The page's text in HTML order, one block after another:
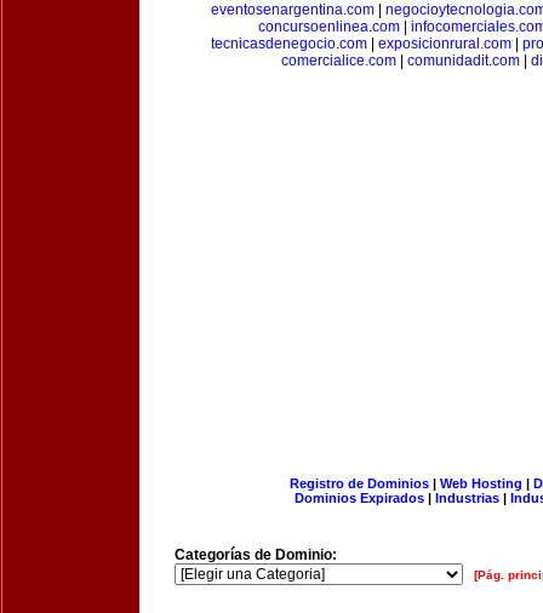
eventosenargentina.com
concursoenlinea.com|
tecnicasdenegocio.com
exposicionrural.com
comercialice.com| comunidadit.com|
Registro de Dominios| Web Hosting |
Dominios Expirados | Industrias |
Categorías de Dominio:
[Pág.